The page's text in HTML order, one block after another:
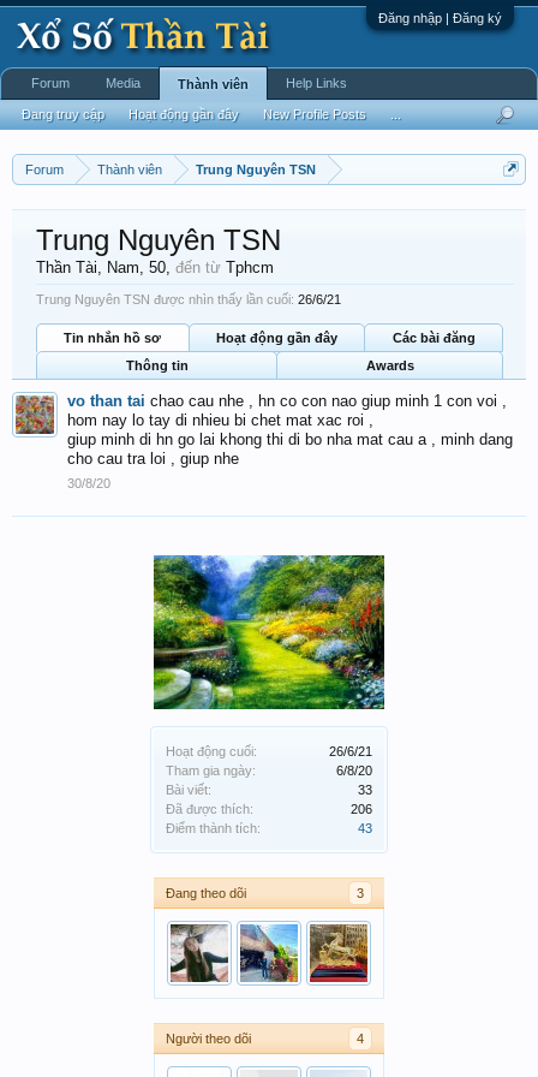
Đăng nhập | Đăng ký
Forum Thành viên Trung Nguyên TSN
Hoạt động cuối:
26/6/21
Tham gia ngày:
6/8/20
Bài viết:
33
Đã được thích:
206
Điểm thành tích:
43
Đang theo dõi 3
Người theo dõi 4
Trung Nguyên TSN
Thần Tài, Nam, 50, đến từ Tphcm
Trung Nguyên TSN được nhìn thấy lần cuối: 26/6/21
Tin nhắn hồ sơ Hoạt động gần đây
Các bài đăng
Thông tin
Awards
vo than tai chao cau nhe , hn co con nao giup minh 1 con voi ,
hom nay lo tay di nhieu bi chet mat xac roi ,
giup minh di hn go lai khong thi di bo nha mat cau a , minh dang
cho cau tra loi , giup nhe
30/8/20
Forum Media Thành viên
Đang truy cập Hoạt động gần đây New Profile Posts
Help Links